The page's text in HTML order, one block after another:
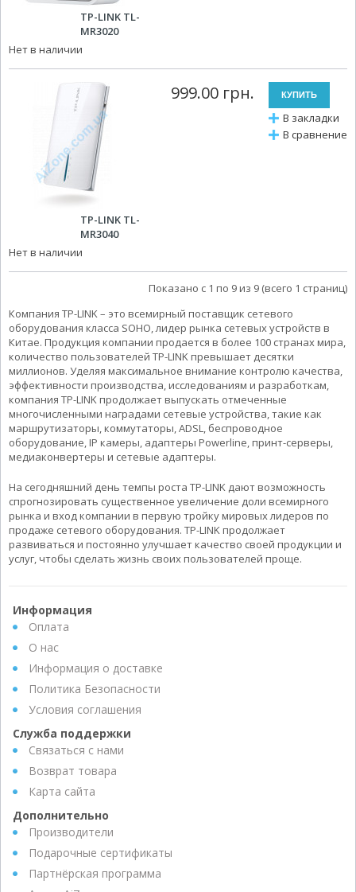
TP-LINK TL-
MR3020
Нет в наличии
В закладки
В сравнение
999.00 грн.
TP-LINK TL-
MR3040
Нет в наличии
Показано с 1 по 9 из 9 (всего 1 страниц)
Компания TP-LINK – это всемирный поставщик сетевого
оборудования класса SOHO, лидер рынка сетевых устройств в
Китае. Продукция компании продается в более 100 странах мира,
количество пользователей TP-LINK превышает десятки
миллионов. Уделяя максимальное внимание контролю качества,
эффективности производства, исследованиям и разработкам,
компания TP-LINK продолжает выпускать отмеченные
многочисленными наградами сетевые устройства, такие как
маршрутизаторы, коммутаторы, ADSL, беспроводное
оборудование, IP камеры, адаптеры Powerline, принт-серверы,
медиаконвертеры и сетевые адаптеры.
На сегодняшний день темпы роста TP-LINK дают возможность
спрогнозировать существенное увеличение доли всемирного
рынка и вход компании в первую тройку мировых лидеров по
продаже сетевого оборудования. TP-LINK продолжает
развиваться и постоянно улучшает качество своей продукции и
услуг, чтобы сделать жизнь своих пользователей проще.
Информация
Оплата
О нас
Информация о доставке
Политика Безопасности
Условия соглашения
Служба поддержки
Связаться с нами
Возврат товара
Карта сайта
Дополнительно
Производители
Подарочные сертификаты
Партнёрская программа